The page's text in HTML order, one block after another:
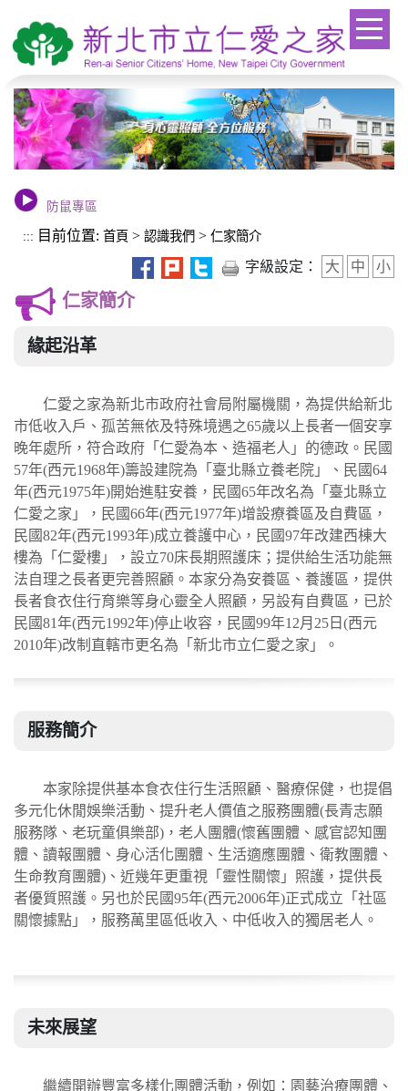
防鼠專區
::: 目前位置: 首頁 > 認識我們 > 仁家簡介
字級設定： 大 中 小
仁家簡介
緣起沿革
仁愛之家為新北市政府社會局附屬機關，為提供給新北
市低收入戶、孤苦無依及特殊境遇之65歲以上長者一個安享
晚年處所，符合政府「仁愛為本、造福老人」的德政。民國
57年(西元1968年)籌設建院為「臺北縣立養老院」、民國64
年(西元1975年)開始進駐安養，民國65年改名為「臺北縣立
仁愛之家」，民國66年(西元1977年)增設療養區及自費區，
民國82年(西元1993年)成立養護中心，民國97年改建西棟大
樓為「仁愛樓」，設立70床長期照護床；提供給生活功能無
法自理之長者更完善照顧。本家分為安養區、養護區，提供
長者食衣住行育樂等身心靈全人照顧，另設有自費區，已於
民國81年(西元1992年)停止收容，民國99年12月25日(西元
2010年)改制直轄市更名為「新北市立仁愛之家」。
服務簡介
本家除提供基本食衣住行生活照顧、醫療保健，也提倡
多元化休閒娛樂活動、提升老人價值之服務團體(長青志願
服務隊、老玩童俱樂部)，老人團體(懷舊團體、感官認知團
體、讀報團體、身心活化團體、生活適應團體、衛教團體、
生命教育團體)、近幾年更重視「靈性關懷」照護，提供長
者優質照護。另也於民國95年(西元2006年)正式成立「社區
關懷據點」，服務萬里區低收入、中低收入的獨居老人。
未來展望
繼續開辦豐富多樣化團體活動，例如：園藝治療團體、